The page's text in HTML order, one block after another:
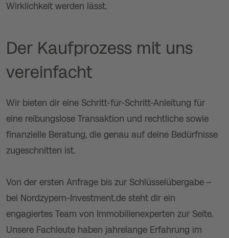
Wirklichkeit werden lässt.
Der Kaufprozess mit uns
vereinfacht
Wir bieten dir eine Schritt-für-Schritt-Anleitung für
eine reibungslose Transaktion und rechtliche sowie
finanzielle Beratung, die genau auf deine Bedürfnisse
zugeschnitten ist.
Von der ersten Anfrage bis zur Schlüsselübergabe –
bei Nordzypern-Investment.de steht dir ein
engagiertes Team von Immobilienexperten zur Seite.
Unsere Fachleute haben jahrelange Erfahrung im